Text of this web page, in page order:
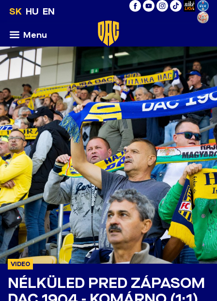
SK HU EN
Menu
VIDEO
NÉLKÜLED PRED ZÁPASOM